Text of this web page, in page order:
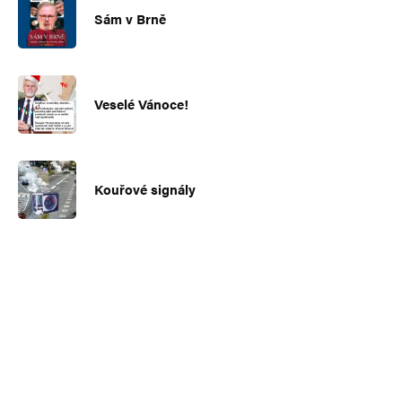
Sám v Brně
Veselé Vánoce!
Kouřové signály